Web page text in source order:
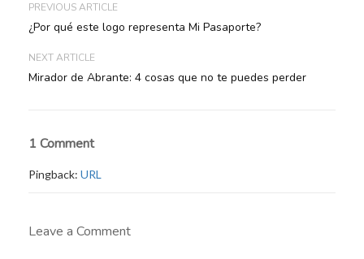
PREVIOUS ARTICLE
¿Por qué este logo representa Mi Pasaporte?
NEXT ARTICLE
Mirador de Abrante: 4 cosas que no te puedes perder
1 Comment
Pingback: URL
Leave a Comment